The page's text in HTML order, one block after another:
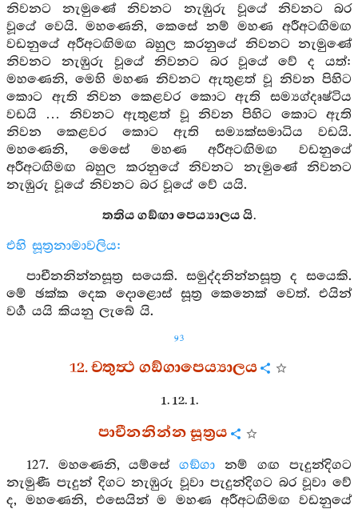
නිවනට නැමුණේ නිවනට නැඹුරු වූයේ නිවනට බර
වූයේ වෙයි. මහණෙනි, කෙසේ නම් මහණ අරීඅටඟිමඟ
වඩනුයේ අරීඅටඟිමඟ බහුල කරනුයේ නිවනට නැමුණේ
නිවනට නැඹුරු වූයේ නිවනට බර වූයේ වේ ද යත්:
මහණෙනි, මෙහි මහණ නිවනට ඇතුළත් වූ නිවන පිහිට
කොට ඇති නිවන කෙළවර කොට ඇති සම්‍යග්දෘෂ්ටිය
වඩයි … නිවනට ඇතුළත් වූ නිවන පිහිට කොට ඇති
නිවන කෙළවර කොට ඇති සම්‍යක්සමාධිය වඩයි.
මහණෙනි, මෙසේ මහණ අරීඅටඟිමඟ වඩනුයේ
අරීඅටඟිමඟ බහුල කරනුයේ නිවනට නැමුණේ නිවනට
නැඹුරු වූයේ නිවනට බර වූයේ වේ යයි.
තතිය ගඞ්ඟා පෙය්‍යාලය යි.
එහි සූත්‍රනාමාවලිය:
පාචීනනින්නසූත්‍ර සයෙකි. සමුද්දනින්නසූත්‍ර ද සයෙකි.
මේ ඡක්ක දෙක දොළොස් සූත්‍ර කෙනෙක් වෙත්. එයින්
වර්‍ග යයි කියනු ලැබේ යි.
93
12. චතුත්‍ථ ගඞ්ගාපෙය්‍යාලය
1. 12. 1.
පාචීනනින්න සූත්‍රය
127. මහණෙනි, යම්සේගඞ්ගා නම් ගඟ පැදුන්දිගට
නැමුණී පැදුන් දිගට නැඹුරු වූවා පැදුන්දිගට බර වූවා වේ
ද, මහණෙනි, එසෙයින් ම මහණ අරීඅටඟිමඟ වඩනුයේ